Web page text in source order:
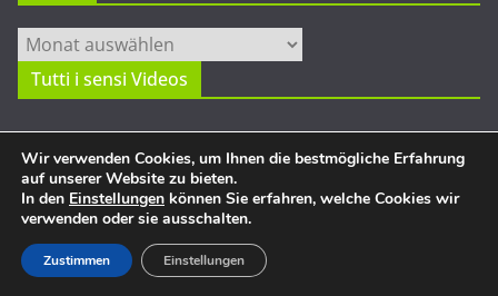
Archiv
Tutti i sensi Videos
Copyright © 2026Tutti i sensi
Theme:ColorMag von ThemeGrill. Präsentiert von
Wir verwenden Cookies, um Ihnen die bestmögliche Erfahrung
auf unserer Website zu bieten.
In den Einstellungen können Sie erfahren, welche Cookies wir
verwenden oder sie ausschalten.
Zustimmen Einstellungen